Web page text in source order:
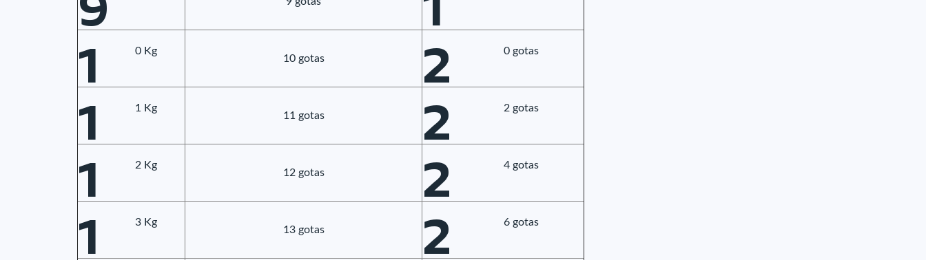
1 0 Kg
10 gotas 2 0 gotas
1 1 Kg
11 gotas 2 2 gotas
1 2 Kg
12 gotas 2 4 gotas
1 3 Kg
13 gotas 2 6 gotas